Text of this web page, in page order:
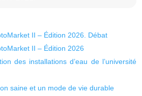
II – Édition 2026. Débat
II – Édition 2026
des installations d’eau de l’université
saine et un mode de vie durable